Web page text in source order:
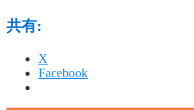
共有:
X
Facebook